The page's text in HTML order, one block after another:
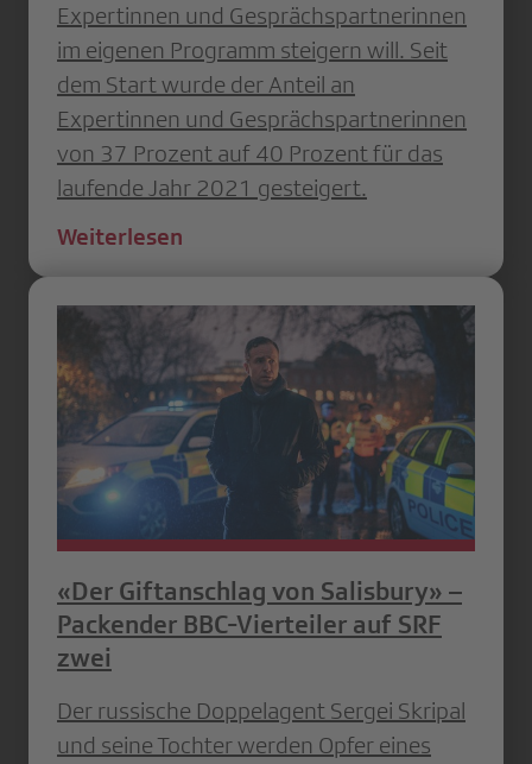
Expertinnen und Gesprächspartnerinnen
im eigenen Programm steigern will. Seit
dem Start wurde der Anteil an
Expertinnen und Gesprächspartnerinnen
von 37 Prozent auf 40 Prozent für das
laufende Jahr 2021 gesteigert.
Weiterlesen
«Der Giftanschlag von Salisbury» –
Packender BBC-Vierteiler auf SRF
zwei
Der russische Doppelagent Sergei Skripal
und seine Tochter werden Opfer eines